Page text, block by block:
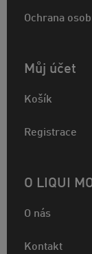
Ochrana
Můj účet
Košík
Registrace
O LIQUI
O nás
Kontakt